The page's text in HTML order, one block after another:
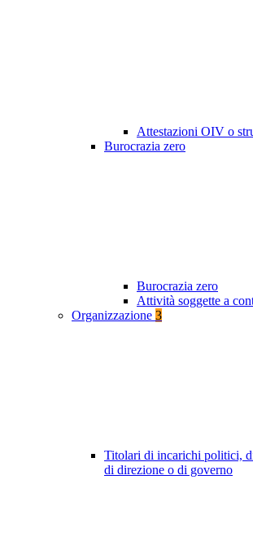
Attestazioni OIV o
Burocrazia zero
Burocrazia zero
Attività soggette a
Organizzazione 3
Titolari di incarichi politici,
di direzione o di governo